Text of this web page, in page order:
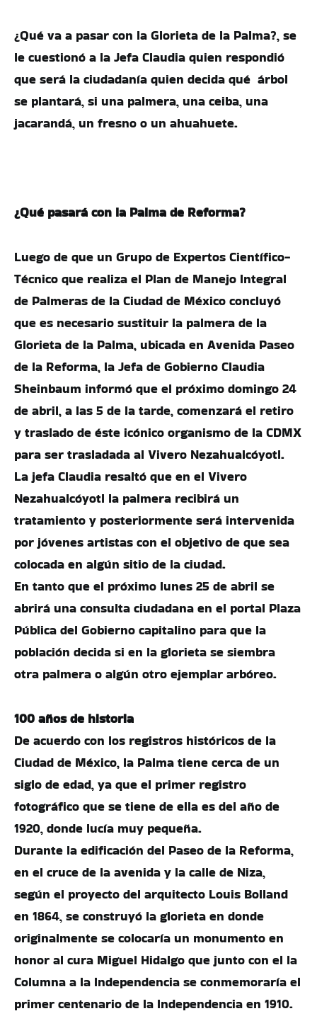
¿Qué va a pasar con la Glorieta de la Palma?, se
le cuestionó a la Jefa Claudia quien respondió
que será la ciudadanía quien decida qué árbol
se plantará, si una palmera, una ceiba, una
jacarandá, un fresno o un ahuahuete.
¿Qué pasará con la Palma de Reforma?
Luego de que un Grupo de Expertos Científico-
Técnico que realiza el Plan de Manejo Integral
de Palmeras de la Ciudad de México concluyó
que es necesario sustituir la palmera de la
Glorieta de la Palma, ubicada en Avenida Paseo
de la Reforma, la Jefa de Gobierno Claudia
Sheinbaum informó que el próximo domingo 24
de abril, a las 5 de la tarde, comenzará el retiro
y traslado de éste icónico organismo de la CDMX
para ser trasladada al Vivero Nezahualcóyotl.
La jefa Claudia resaltó que en el Vivero
Nezahualcóyotl la palmera recibirá un
tratamiento y posteriormente será intervenida
por jóvenes artistas con el objetivo de que sea
colocada en algún sitio de la ciudad.
En tanto que el próximo lunes 25 de abril se
abrirá una consulta ciudadana en el portal Plaza
Pública del Gobierno capitalino para que la
población decida si en la glorieta se siembra
otra palmera o algún otro ejemplar arbóreo.
100 años de historia
De acuerdo con los registros históricos de la
Ciudad de México, la Palma tiene cerca de un
siglo de edad, ya que el primer registro
fotográfico que se tiene de ella es del año de
1920, donde lucía muy pequeña.
Durante la edificación del Paseo de la Reforma,
en el cruce de la avenida y la calle de Niza,
según el proyecto del arquitecto Louis Bolland
en 1864, se construyó la glorieta en donde
originalmente se colocaría un monumento en
honor al cura Miguel Hidalgo que junto con el la
Columna a la Independencia se conmemoraría el
primer centenario de la Independencia en 1910.